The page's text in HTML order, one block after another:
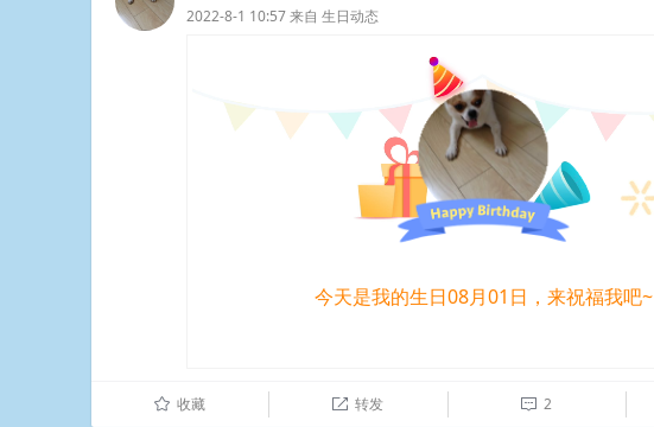
2022-8-1 10:57来自 生日动态
今天是我的生日08月01日，来祝福我吧~
û 收藏  转发  2